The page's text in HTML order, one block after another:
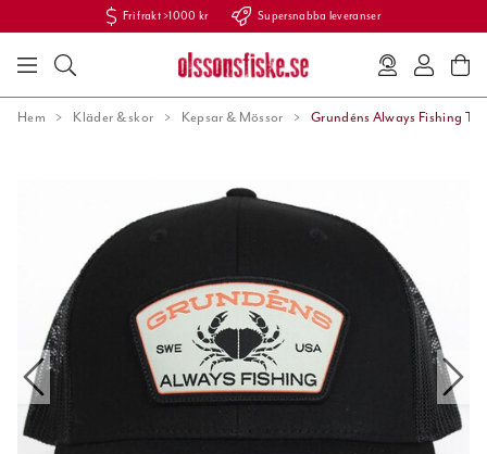
Fri frakt >1000 kr Supersnabba leveranser
Hem Kläder & skor Kepsar & Mössor Grundéns Always Fishing